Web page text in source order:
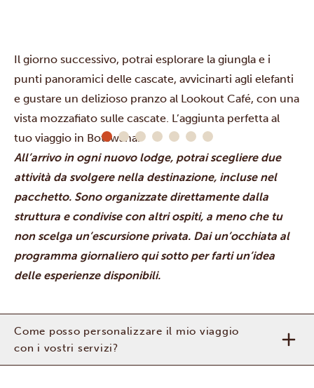
Il giorno successivo, potrai esplorare la giungla e i
punti panoramici delle cascate, avvicinarti agli elefanti
e gustare un delizioso pranzo al Lookout Café, con una
vista mozzafiato sulle cascate. L’aggiunta perfetta al
tuo viaggio in Botswana.
All’arrivo in ogni nuovo lodge, potrai scegliere due
attività da svolgere nella destinazione, incluse nel
pacchetto. Sono organizzate direttamente dalla
struttura e condivise con altri ospiti, a meno che tu
non scelga un’escursione privata. Dai un’occhiata al
programma giornaliero qui sotto per farti un’idea
delle esperienze disponibili.
Come posso personalizzare il mio viaggio
con i vostri servizi?